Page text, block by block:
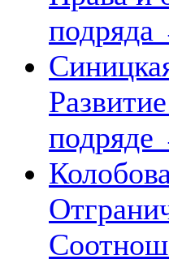
подряда
подряде